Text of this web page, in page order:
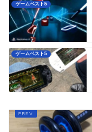
ゲームベスト5
ゲームベスト5